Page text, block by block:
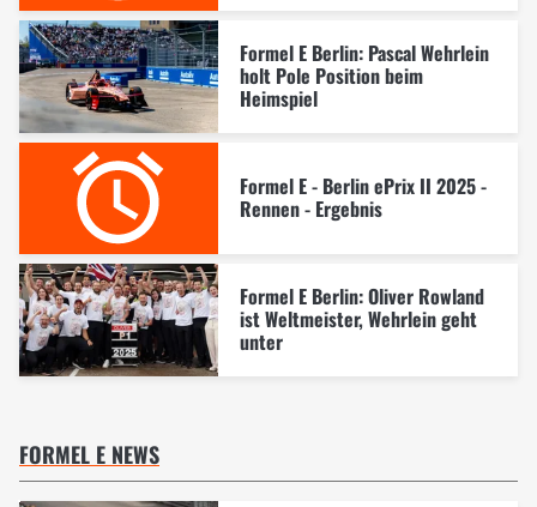
Formel E Berlin: Pascal Wehrlein
holt Pole Position beim
Heimspiel
Formel E - Berlin ePrix II 2025 -
Rennen - Ergebnis
Formel E Berlin: Oliver Rowland
ist Weltmeister, Wehrlein geht
unter
FORMEL E NEWS